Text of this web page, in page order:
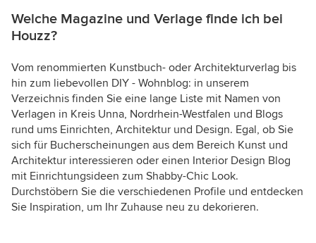
Welche Magazine und Verlage finde ich bei
Houzz?
Vom renommierten Kunstbuch- oder Architekturverlag bis
hin zum liebevollen DIY - Wohnblog: in unserem
Verzeichnis finden Sie eine lange Liste mit Namen von
Verlagen in Kreis Unna, Nordrhein-Westfalen und Blogs
rund ums Einrichten, Architektur und Design. Egal, ob Sie
sich für Bucherscheinungen aus dem Bereich Kunst und
Architektur interessieren oder einen Interior Design Blog
mit Einrichtungsideen zum Shabby-Chic Look.
Durchstöbern Sie die verschiedenen Profile und entdecken
Sie Inspiration, um Ihr Zuhause neu zu dekorieren.